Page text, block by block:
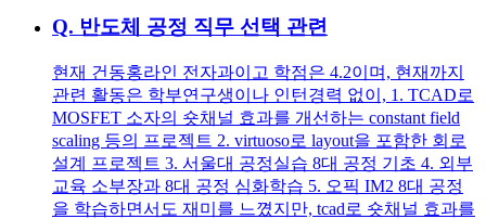
Q. 반도체 공정 직무 선택 관련
현재 건동홍라인 전자과이고 학점은 4.2이며, 현재까지
관련 활동은 학부연구생이나 인턴경력 없이, 1. TCAD로
MOSFET 소자의 숏채널 효과를 개선하는 constant field
scaling 등의 프로젝트 2. virtuoso로 layout을 포함한 회로
설계 프로젝트 3. 서울대 공정실습 8대 공정 기초 4. 외부
교육 소부장과 8대 공정 심화학습 5. 오픽 IM2 8대 공정
을 학습하면서도 재미를 느꼈지만, tcad로 숏채널 효과를